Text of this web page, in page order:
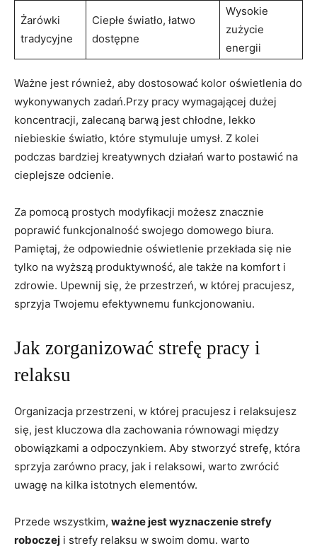
Żarówki
tradycyjne
Ciepłe światło, łatwo⁣
dostępne
Wysokie
zużycie
energii
Ważne jest również,⁤ aby dostosować ⁣kolor oświetlenia do
wykonywanych zadań.Przy pracy wymagającej dużej
koncentracji, zalecaną​ barwą jest chłodne,⁣ lekko
niebieskie światło, które‍ stymuluje⁢ umysł. Z ⁤kolei
podczas ⁤bardziej kreatywnych działań warto postawić na
‌cieplejsze odcienie.
Za pomocą prostych ‍modyfikacji‌ możesz znacznie
poprawić funkcjonalność swojego ‍domowego biura.
Pamiętaj, ‍że ⁤odpowiednie‌ oświetlenie przekłada‍ się nie
⁢tylko​ na wyższą produktywność, ale​ także na komfort i
zdrowie. Upewnij ⁣się, że przestrzeń, ​w której⁢ pracujesz,
⁢sprzyja Twojemu⁢ efektywnemu funkcjonowaniu.
Jak zorganizować strefę ⁤pracy i
relaksu
Organizacja przestrzeni,​ w której pracujesz i‌ relaksujesz
się, ​jest ⁤kluczowa dla zachowania​ równowagi⁣ między
obowiązkami a odpoczynkiem. Aby stworzyć strefę,⁤ która
sprzyja ​zarówno pracy, jak i⁢ relaksowi, warto zwrócić
uwagę na⁢ kilka istotnych elementów.
Przede wszystkim, ważne jest wyznaczenie strefy
roboczej i strefy relaksu w ⁤swoim domu. warto​